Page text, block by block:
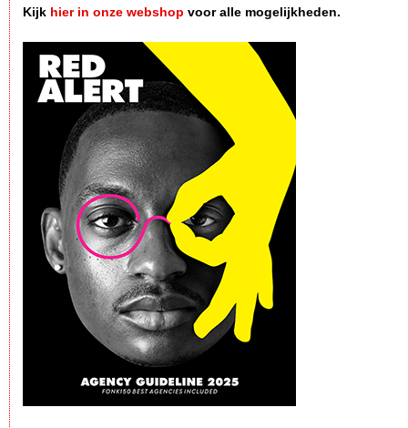
Kijk hier in onze webshop voor alle mogelijkheden.